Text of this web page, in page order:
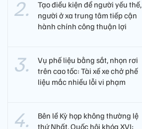
Tạo điều kiện để người yếu thế,
người ở xa trung tâm tiếp cận
hành chính công thuận lợi
Vụ phế liệu bằng sắt, nhọn rơi
trên cao tốc: Tài xế xe chở phế
liệu mắc nhiều lỗi vi phạm
Bên lề Kỳ họp không thường lệ
thứ Nhất, Quốc hội khóa XVI: